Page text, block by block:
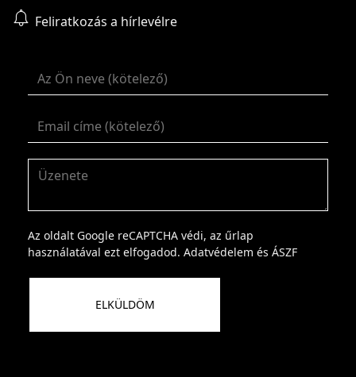
Feliratkozás a hírlevélre
Az oldalt Google reCAPTCHA védi, az űrlap
használatával ezt elfogadod. Adatvédelem és ÁSZF